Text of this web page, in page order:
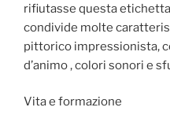
rifiutasse questa
condivide molte
pittorico impressionista,
d’animo , colori sonori e
Vita e formazione